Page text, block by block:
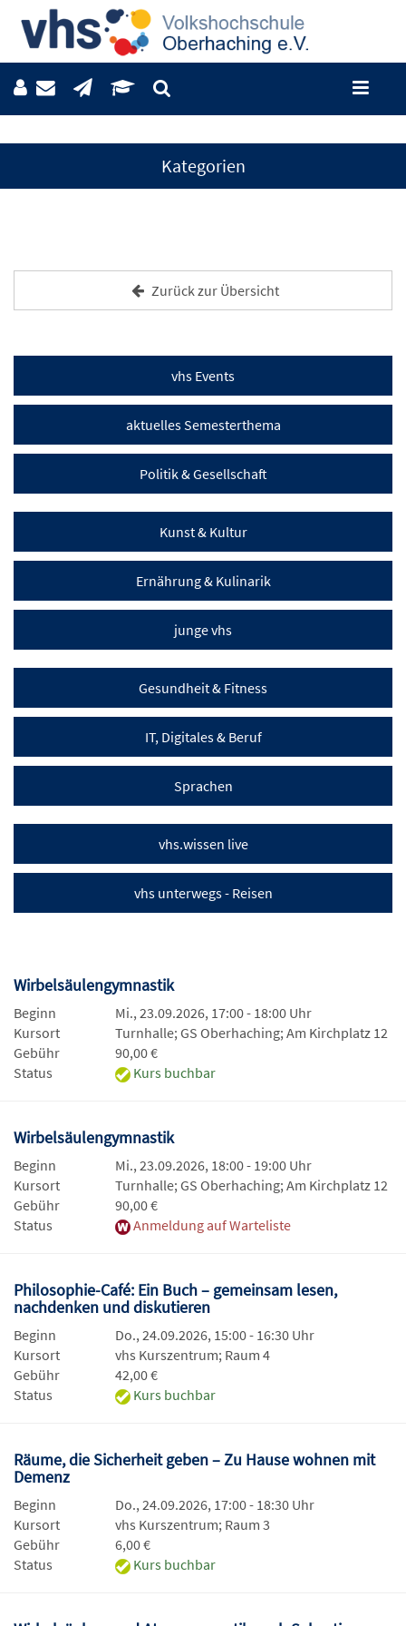
Kategorien
Zurück zur Übersicht
vhs Events
aktuelles Semesterthema
Politik & Gesellschaft
Kunst & Kultur
Ernährung & Kulinarik
junge vhs
Gesundheit & Fitness
IT, Digitales & Beruf
Sprachen
vhs.wissen live
vhs unterwegs - Reisen
Wirbelsäulengymnastik
Beginn
Mi., 23.09.2026, 17:00 - 18:00 Uhr
Kursort
Turnhalle; GS Oberhaching; Am Kirchplatz 12
Gebühr
90,00 €
Status
Kurs buchbar
Wirbelsäulengymnastik
Beginn
Mi., 23.09.2026, 18:00 - 19:00 Uhr
Kursort
Turnhalle; GS Oberhaching; Am Kirchplatz 12
Gebühr
90,00 €
Status
Anmeldung auf Warteliste
Philosophie-Café: Ein Buch – gemeinsam lesen,
nachdenken und diskutieren
Beginn
Do., 24.09.2026, 15:00 - 16:30 Uhr
Kursort
vhs Kurszentrum; Raum 4
Gebühr
42,00 €
Status
Kurs buchbar
Räume, die Sicherheit geben – Zu Hause wohnen mit
Demenz
Beginn
Do., 24.09.2026, 17:00 - 18:30 Uhr
Kursort
vhs Kurszentrum; Raum 3
Gebühr
6,00 €
Status
Kurs buchbar